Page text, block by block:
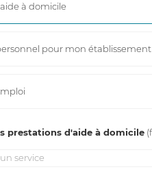
à domicile
pour mon établissement
prestations d'aide à domicile
service